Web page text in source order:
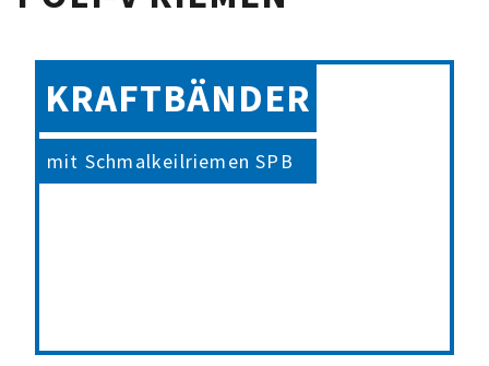
KRAFTBÄNDER
mit Schmalkeilriemen SPB